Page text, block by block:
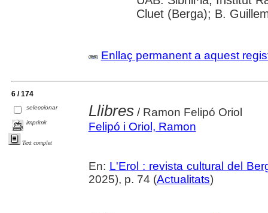
Cluet (Berga); B.
Enllaç permanent a aquest
6 / 174
seleccionar
imprimir
Text complet
Llibres/ Ramon Felipó Oriol
Felipó i Oriol, Ramon
En: L'Erol : revista cultural del
2025), p. 74 (Actualitats)